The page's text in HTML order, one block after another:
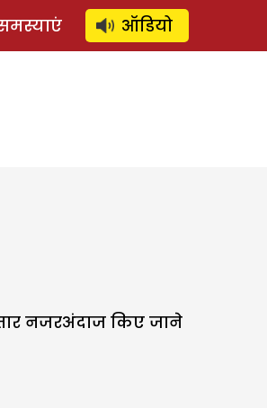
⚲ SUBSCRIBE
ऑडियो
नजरअंदाज किए जाने